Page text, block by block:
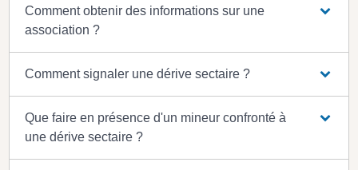
Comment obtenir des informations sur une
association ?
Comment signaler une dérive sectaire ?
Que faire en présence d'un mineur confronté à
une dérive sectaire ?